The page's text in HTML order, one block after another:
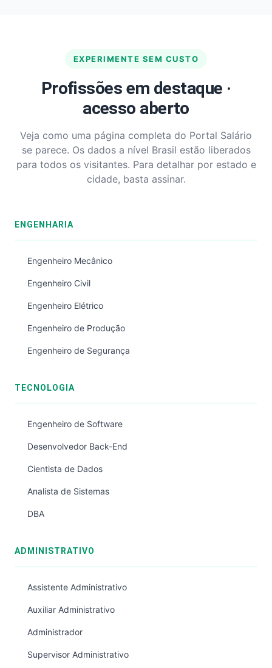
EXPERIMENTE SEM CUSTO
Profissões em destaque ·
acesso aberto
Veja como uma página completa do Portal Salário
se parece. Os dados a nível Brasil estão liberados
para todos os visitantes. Para detalhar por estado e
cidade, basta assinar.
ENGENHARIA
Engenheiro Mecânico
Engenheiro Civil
Engenheiro Elétrico
Engenheiro de Produção
Engenheiro de Segurança
TECNOLOGIA
Engenheiro de Software
Desenvolvedor Back-End
Cientista de Dados
Analista de Sistemas
DBA
ADMINISTRATIVO
Assistente Administrativo
Auxiliar Administrativo
Administrador
Supervisor Administrativo